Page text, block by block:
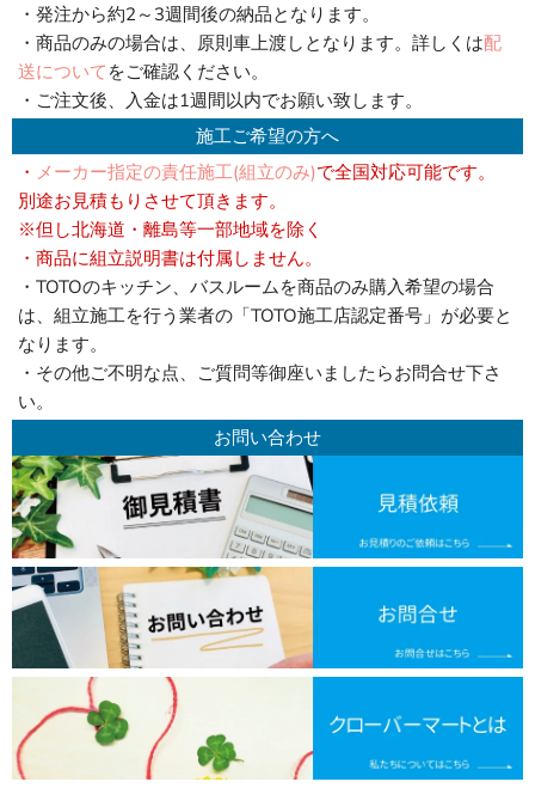
・発注から約2～3週間後の納品となります。
・商品のみの場合は、原則車上渡しとなります。詳しくは配
送について をご確認ください。
・ご注文後、入金は1週間以内でお願い致します。
施工ご希望の方へ
・ メーカー指定の責任施工(組立のみ)で全国対応可能です。
別途お見積もりさせて頂きます。
※但し北海道・離島等一部地域を除く
・商品に組立説明書は付属しません。
・TOTOのキッチン、バスルームを商品のみ購入希望の場合
は、組立施工を行う業者の「TOTO施工店認定番号」が必要と
なります。
・その他ご不明な点、ご質問等御座いましたらお問合せ下さ
い。
お問い合わせ